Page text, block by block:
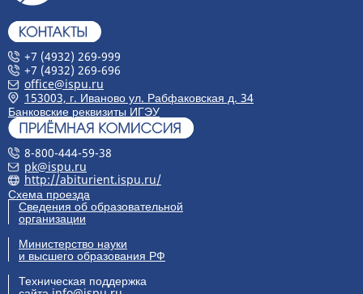
+7 (4932) 269-999
+7 (4932) 269-696
office@ispu.ru
153003, г. Иваново ул. Рабфаковская д. 34
Банковские реквизиты ИГЭУ
8-800-444-59-38
pk@ispu.ru
http://abiturient.ispu.ru/
Схема проезда
Сведения об образовательной
организации
Министерство науки
и высшего образования РФ
Техническая поддержка